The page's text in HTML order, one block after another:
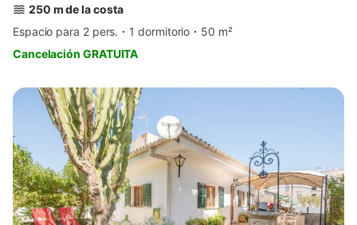
250 m de la costa
Espacio para 2 pers.
1 dormitorio
50 m²
Cancelación GRATUITA